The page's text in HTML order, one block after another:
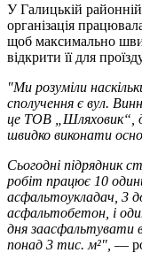
У Галицькій
організація
щоб максимально
відкрити її для
"Ми розуміли
сполучення є вул.
це ТОВ „Шляховик“,
швидко виконати
Сьогодні підрядник
робіт працює 10
асфальтоукладач, 3
асфальтобетон, і
дня заасфальтувати
понад 3 тис. м²", —